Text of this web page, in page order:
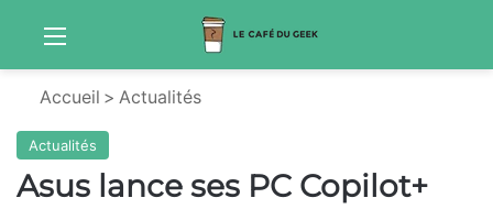
Menu
Accueil > Actualités
Actualités
Asus lance ses PC Copilot+